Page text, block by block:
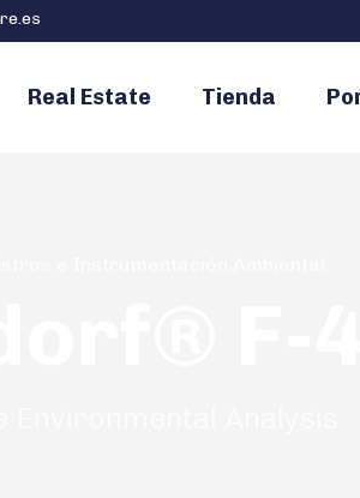
Real Estate Tienda